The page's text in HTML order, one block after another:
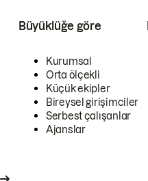
Büyüklüğe göre
Kurumsal
Orta ölçekli
Küçük ekipler
Bireysel girişimciler
Serbest çalışanlar
Ajanslar